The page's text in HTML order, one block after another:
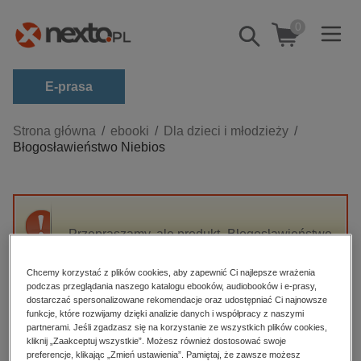
Pokaż/schowaj
wyszukiwarkę
0
E-prasa
Kategorie
Zobacz wszystkie E-prasa
budownictwo, aranżacja wnętrz
darmowe wydania
edukacja
hobby, sport, rozrywka
komputery, internet, technologie, informatyka
Strona główna ebooki
Dla dzieci i młodzieży
Błogosławieństwo Niebios
Przepraszamy, ale produkt „Błogosławieństwo
High-contrast mode
Polecane
Chcemy korzystać z plików cookies, aby zapewnić Ci najlepsze wrażenia
podczas przeglądania naszego katalogu ebooków, audiobooków i e-prasy,
dostarczać spersonalizowane rekomendacje oraz udostępniać Ci najnowsze
funkcje, które rozwijamy dzięki analizie danych i współpracy z naszymi
partnerami. Jeśli zgadzasz się na korzystanie ze wszystkich plików cookies,
kliknij „Zaakceptuj wszystkie”. Możesz również dostosować swoje
preferencje, klikając „Zmień ustawienia”. Pamiętaj, że zawsze możesz